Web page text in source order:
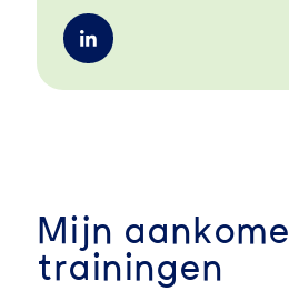
Mijn
trainingen